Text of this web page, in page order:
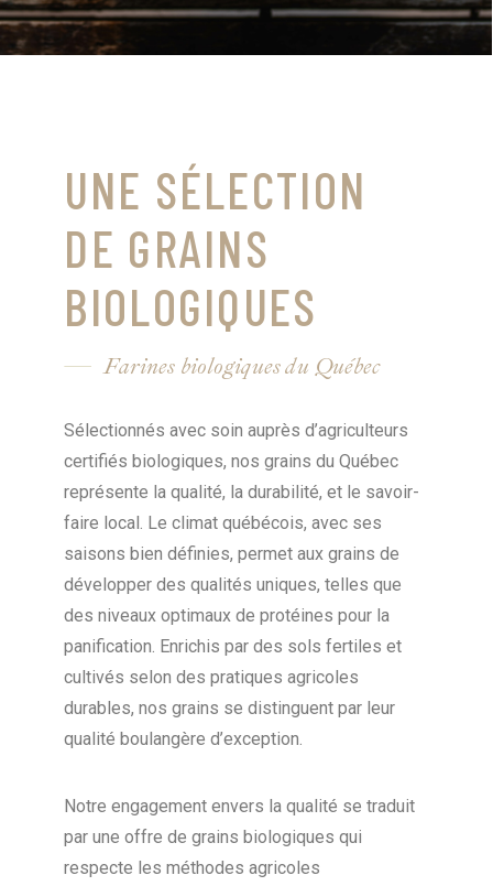
UNE SÉLECTION
DE GRAINS
BIOLOGIQUES
Farines biologiques du Québec
Sélectionnés avec soin auprès d’agriculteurs
certifiés biologiques, nos grains du Québec
représente la qualité, la durabilité, et le savoir-
faire local. Le climat québécois, avec ses
saisons bien définies, permet aux grains de
développer des qualités uniques, telles que
des niveaux optimaux de protéines pour la
panification. Enrichis par des sols fertiles et
cultivés selon des pratiques agricoles
durables, nos grains se distinguent par leur
qualité boulangère d’exception.
Notre engagement envers la qualité se traduit
par une offre de grains biologiques qui
respecte les méthodes agricoles